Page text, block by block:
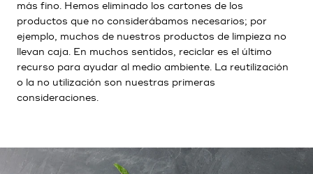
más fino. Hemos eliminado los cartones de los
productos que no considerábamos necesarios; por
ejemplo, muchos de nuestros productos de limpieza no
llevan caja. En muchos sentidos, reciclar es el último
recurso para ayudar al medio ambiente. La reutilización
o la no utilización son nuestras primeras
consideraciones.